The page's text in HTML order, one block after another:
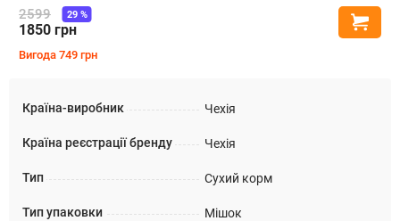
Країна-виробник Чехія
Країна реєстрації бренду Чехія
Тип Сухий корм
Тип упаковки Мішок
2599
1850 грн
29%
Вигода 749 грн